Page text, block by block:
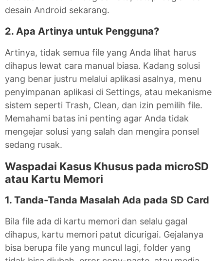
desain Android sekarang.
2. Apa Artinya untuk Pengguna?
Artinya, tidak semua file yang Anda lihat harus
dihapus lewat cara manual biasa. Kadang solusi
yang benar justru melalui aplikasi asalnya, menu
penyimpanan aplikasi di Settings, atau mekanisme
sistem seperti Trash, Clean, dan izin pemilih file.
Memahami batas ini penting agar Anda tidak
mengejar solusi yang salah dan mengira ponsel
sedang rusak.
Waspadai Kasus Khusus pada microSD
atau Kartu Memori
1. Tanda-Tanda Masalah Ada pada SD Card
Bila file ada di kartu memori dan selalu gagal
dihapus, kartu memori patut dicurigai. Gejalanya
bisa berupa file yang muncul lagi, folder yang